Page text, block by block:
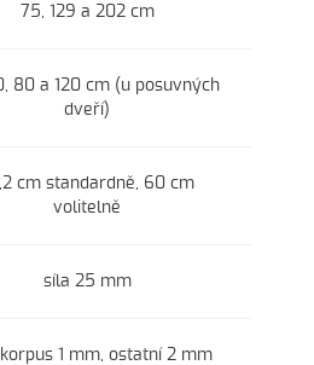
75, 129 a 202 cm
80 a 120 cm (u posuvných
dveří)
cm standardně, 60 cm
volitelně
síla 25 mm
korpus 1 mm, ostatní 2 mm